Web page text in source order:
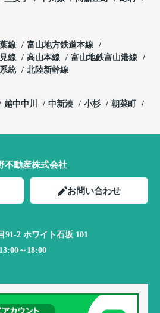
線
富山地方鉄道本線
線 高山本線
富山地鉄富山港線
統 北陸新幹線
越中中川 中新湊 小杉
朝菜町
不動産株式会社
お問い合わせ
91-2 ホワイト石坂 101
～18:00